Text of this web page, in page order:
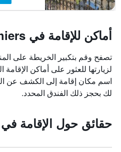
أماكن للإقامة في Thiers
لزيارتها للعثور على أماكن
اسم مكان إقامة إلى الكشف عن
لك بحجز ذلك الفندق المحدد.
حقائق حول الإقامة في Thiers، نيس